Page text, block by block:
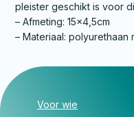
pleister geschikt is voor
– Afmeting: 15×4,5cm
– Materiaal:
Voor wie